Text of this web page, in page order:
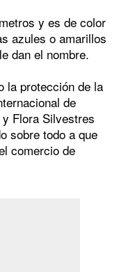
y es de color
azules o amarillos
dan el nombre.
la protección de la
de
Flora Silvestres
sobre todo a que
comercio de